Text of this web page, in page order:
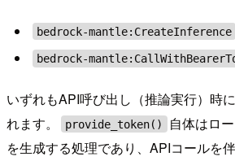
bedrock-mantle:CreateInference
bedrock-
いずれもAPI呼び出し（推論実行）時
れます。
provide_token()
自体はロ
を生成する処理であり、APIコールを伴